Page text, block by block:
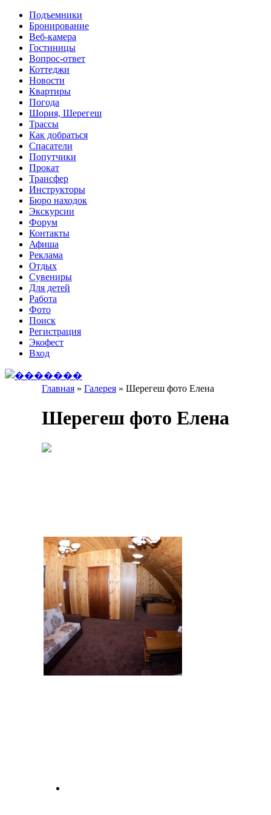
Перейти к основному содержанию
Подъемники
Бронирование
Веб-камера
Гостиницы
Вопрос-ответ
Коттеджи
Новости
Квартиры
Погода
Шория, Шерегеш
Трассы
Как добраться
Спасатели
Попутчики
Прокат
Трансфер
Инструкторы
Бюро находок
Экскурсии
Форум
Контакты
Афиша
Реклама
Отдых
Сувениры
Для детей
Работа
Фото
Поиск
Регистрация
Экофест
Вход
Главная » Галерея » Шерегеш фото Елена
Шерегеш фото Елена